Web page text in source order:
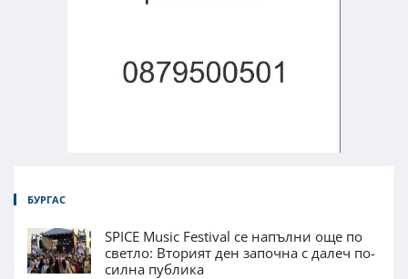
БУРГАС
SPICE Music Festival се напълни още по
светло: Вторият ден започна с далеч по-
силна публика